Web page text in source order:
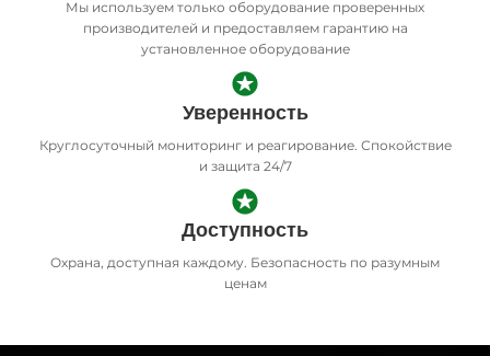
Мы используем только оборудование проверенных
производителей и предоставляем гарантию на
установленное оборудование
Уверенность
Круглосуточный мониторинг и реагирование. Спокойствие
и защита 24/7
Доступность
Охрана, доступная каждому. Безопасность по разумным
ценам